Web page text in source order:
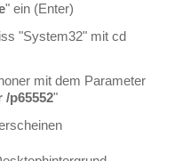
" ein (Enter)
"System32" mit cd
mit dem Parameter
/p65552"